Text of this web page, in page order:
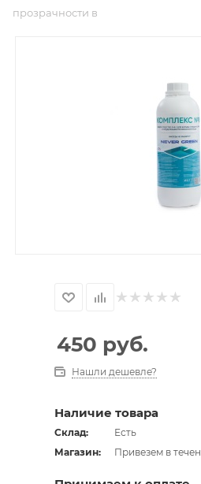
прозрачности в
450 руб.
Нашли дешевле?
Наличие товара
Склад:
Есть
Магазин:
Привезем в